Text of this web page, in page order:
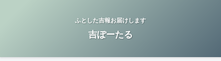
ふとした吉報お届けします
吉ぽーたる